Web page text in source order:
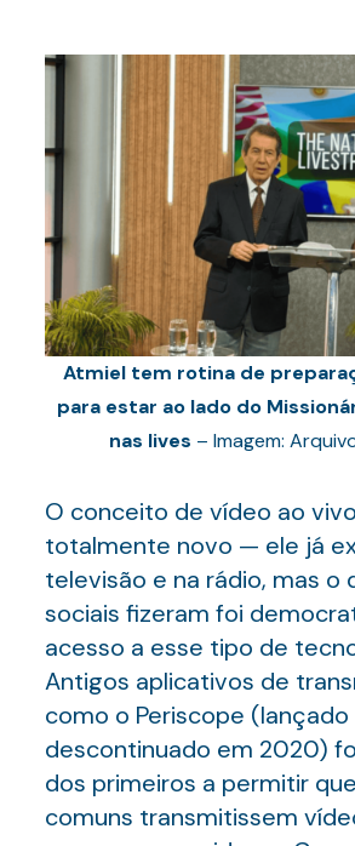
Atmiel tem rotina de
para estar ao lado do
nas lives – Imagem:
O conceito de vídeo ao
totalmente novo — ele já
televisão e na rádio, mas o
sociais fizeram foi
acesso a esse tipo de
Antigos aplicativos de
como o Periscope (lançado
descontinuado em 2020)
dos primeiros a permitir
comuns transmitissem